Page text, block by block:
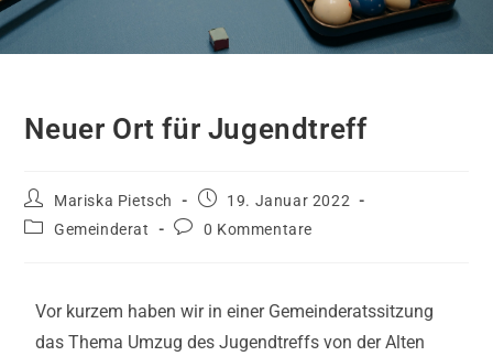
Neuer Ort für Jugendtreff
Mariska Pietsch
19. Januar 2022
Gemeinderat
0 Kommentare
Vor kurzem haben wir in einer Gemeinderatssitzung
das Thema Umzug des Jugendtreffs von der Alten